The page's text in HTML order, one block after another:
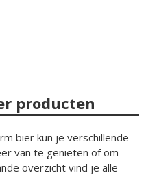
producten
bier kun je verschillende
van te genieten of om
overzicht vind je alle